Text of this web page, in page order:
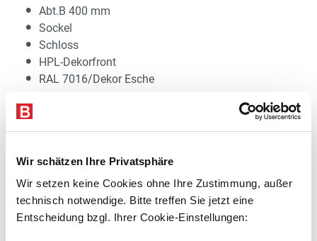
Wir schätzen Ihre Privatsphäre
Wir setzen keine Cookies ohne Ihre Zustimmung, außer
technisch notwendige. Bitte treffen Sie jetzt eine
Entscheidung bzgl. Ihrer Cookie-Einstellungen:
Abt.B 400 mm
Sockel
Schloss
HPL-Dekorfront
RAL 7016/Dekor Esche
1.487,00 €*
Kostenloser Versand